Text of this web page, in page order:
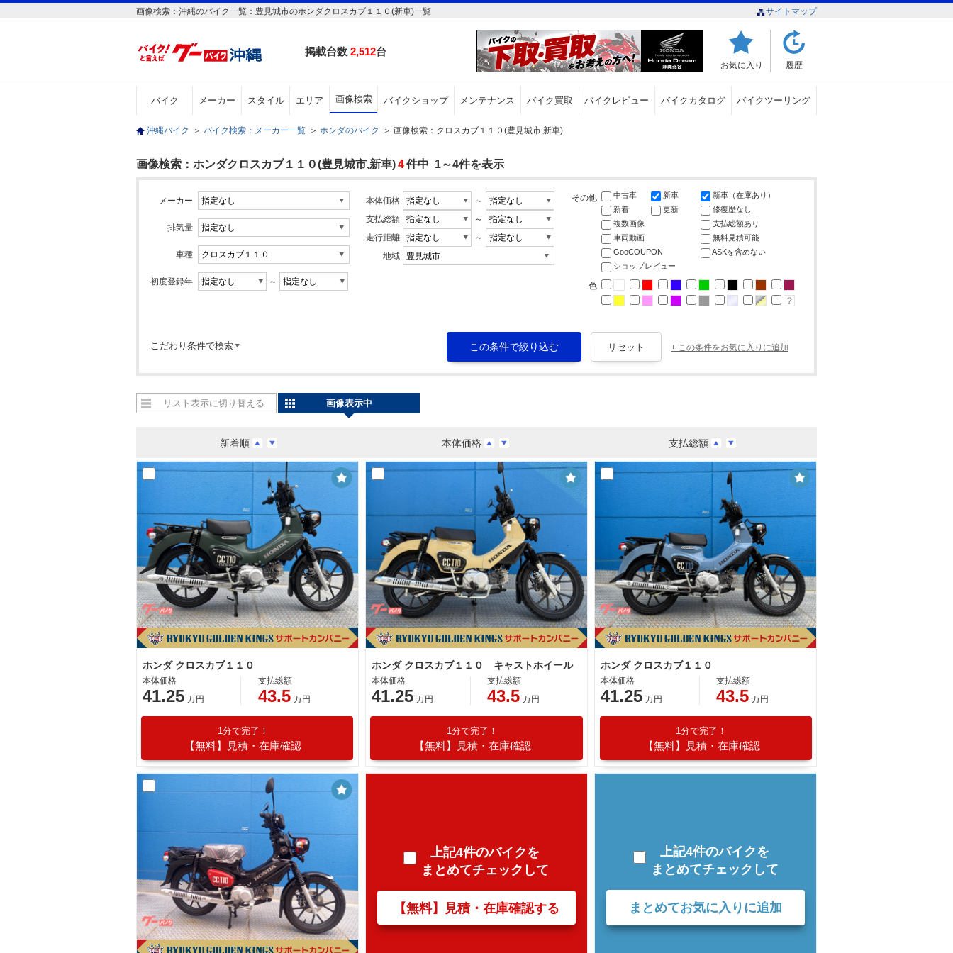
画像検索：沖縄のバイク一覧：豊見城市のホンダクロスカブ１１０(新車)一覧 サイトマップ
掲載台数 2,512台
お気に入り 履歴
バイク メーカー スタイル エリア 画像検索 バイクショップ メンテナンス バイク買取 バイクレビュー バイクカタログ バイクツーリング
沖縄バイク ＞ バイク検索：メーカー一覧 ＞ ホンダのバイク ＞ 画像検索：クロスカブ１１０(豊見城市,新車)
画像検索：ホンダクロスカブ１１０(豊見城市,新車)4件中 1～4件を表示
メーカー
排気量
車種
初度登録年 ～
本体価格
～
支払総額
～
走行距離
～
地域
その他 中古車 新車
新車（在庫あり）
新着
更新
修復歴なし
複数画像
支払総額あり
車両動画
無料見積可能
GooCOUPON
ASKを含めない
ショップレビュー
色
こだわり条件で検索 + この条件をお気に入りに追加
新着順 本体価格 支払総額
リスト表示に切り替える 画像表示中
ホンダ クロスカブ１１０
本体価格
41.25 万円
支払総額
43.5 万円
1分で完了！
【無料】見積・在庫確認
ホンダ クロスカブ１１０ キャストホイール
本体価格
41.25 万円
支払総額
43.5 万円
1分で完了！
【無料】見積・在庫確認
ホンダ クロスカブ１１０
本体価格
41.25 万円
支払総額
43.5 万円
1分で完了！
【無料】見積・在庫確認
上記4件のバイクを
まとめてチェックして
【無料】見積・在庫確認する
上記4件のバイクを
まとめてチェックして
まとめてお気に入りに追加